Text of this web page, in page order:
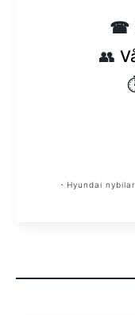
☎
👥
・Hyundai